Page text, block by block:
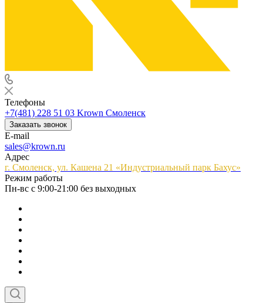
Телефоны
+7(481) 228 51 03 Krown Смоленск
Заказать звонок
E-mail
sales@krown.ru
Адрес
г. Смоленск, ул. Кашена 21 «Индустриальный парк Бахус»
Режим работы
Пн-вс с 9:00-21:00 без выходных